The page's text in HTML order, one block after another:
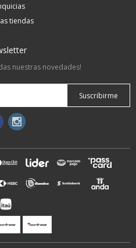
tiendas
nuestras novedades!
Suscribirme
